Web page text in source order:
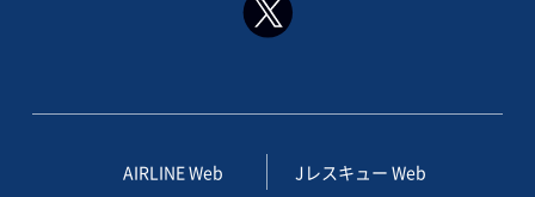
AIRLINE Web Jレスキュー Web